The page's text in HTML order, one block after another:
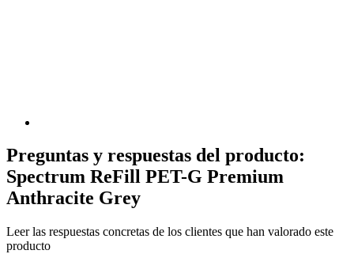
Preguntas y respuestas del producto:
Spectrum ReFill PET-G Premium
Anthracite Grey
Leer las respuestas concretas de los clientes que han valorado este
producto